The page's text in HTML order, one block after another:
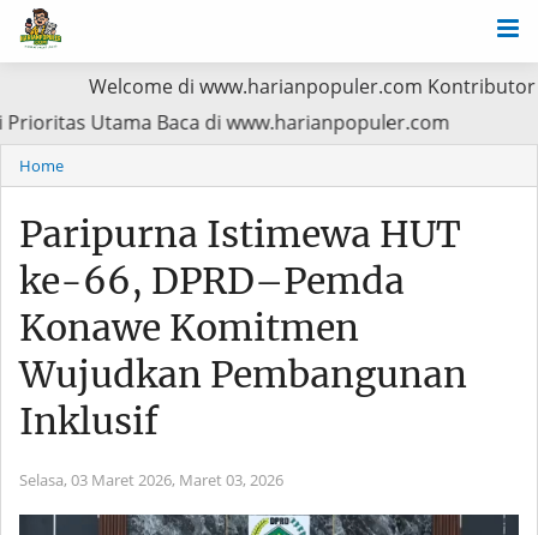
Welcome di www.harianpopuler.com Kontributor Liputan
Jadi Prioritas Utama Baca di www.harianpopuler.com
Home
Paripurna Istimewa HUT
ke-66, DPRD–Pemda
Konawe Komitmen
Wujudkan Pembangunan
Inklusif
Selasa, 03 Maret 2026, Maret 03, 2026